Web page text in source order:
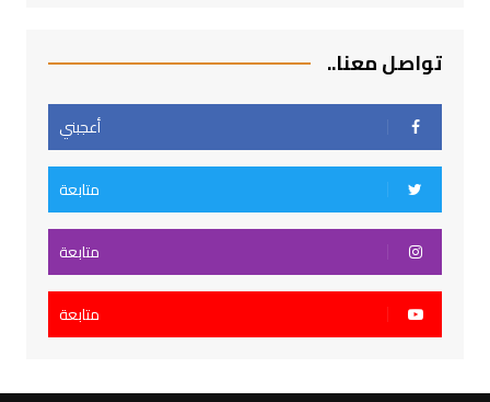
تواصل معنا..
أعجبني
متابعة
متابعة
متابعة